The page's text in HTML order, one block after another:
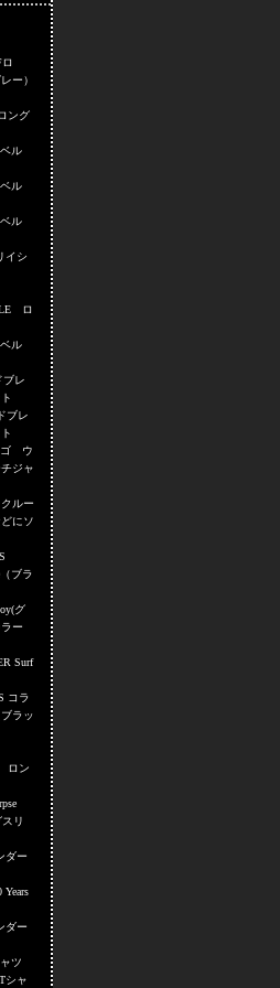
ー）
ング
ル
ル
ル
イシ
ロ
ル
レ
ブレ
ゴ ウ
ジャ
ルー
にソ
ブラ
グ
ー
Surf
コラ
ラッ
ロン
リ
ダー
ダー
ツ
シャ